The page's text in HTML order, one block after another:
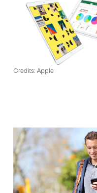
Credits: Apple